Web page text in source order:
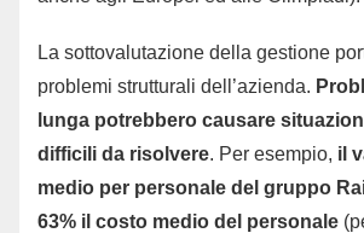
La sottovalutazione della gestione
problemi strutturali dell’azienda.
lunga potrebbero causare
difficili da risolvere. Per esempio, il
medio per personale del gruppo
63% il costo medio del personale